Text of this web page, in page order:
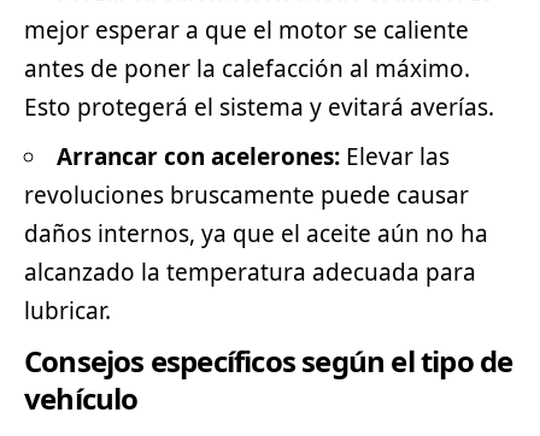
mejor esperar a que el motor se caliente
antes de poner la calefacción al máximo.
Esto protegerá el sistema y evitará averías.
Arrancar con acelerones: Elevar las
revoluciones bruscamente puede causar
daños internos, ya que el aceite aún no ha
alcanzado la temperatura adecuada para
lubricar.
Consejos específicos según el tipo de
vehículo